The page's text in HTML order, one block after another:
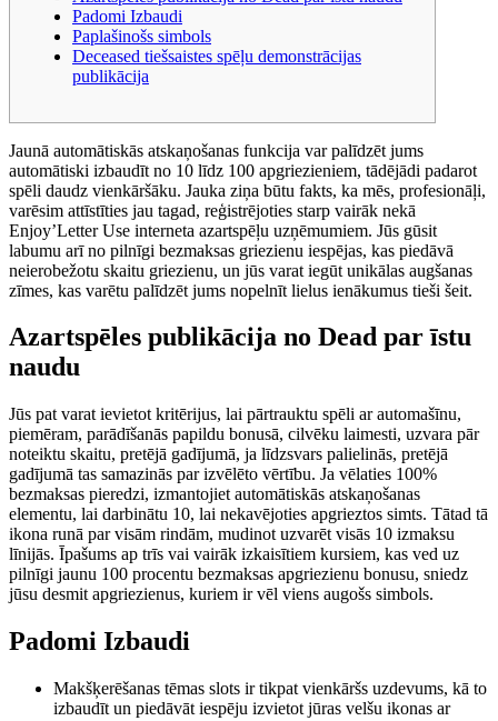
Padomi Izbaudi
Paplašinošs simbols
Deceased tiešsaistes spēļu demonstrācijas
publikācija
Jaunā automātiskās atskaņošanas funkcija var palīdzēt jums
automātiski izbaudīt no 10 līdz 100 apgriezieniem, tādējādi padarot
spēli daudz vienkāršāku. Jauka ziņa būtu fakts, ka mēs, profesionāļi,
varēsim attīstīties jau tagad, reģistrējoties starp vairāk nekā
Enjoy’Letter Use interneta azartspēļu uzņēmumiem. Jūs gūsit
labumu arī no pilnīgi bezmaksas griezienu iespējas, kas piedāvā
neierobežotu skaitu griezienu, un jūs varat iegūt unikālas augšanas
zīmes, kas varētu palīdzēt jums nopelnīt lielus ienākumus tieši šeit.
Azartspēles publikācija no Dead par īstu
naudu
Jūs pat varat ievietot kritērijus, lai pārtrauktu spēli ar automašīnu,
piemēram, parādīšanās papildu bonusā, cilvēku laimesti, uzvara pār
noteiktu skaitu, pretējā gadījumā, ja līdzsvars palielinās, pretējā
gadījumā tas samazinās par izvēlēto vērtību. Ja vēlaties 100%
bezmaksas pieredzi, izmantojiet automātiskās atskaņošanas
elementu, lai darbinātu 10, lai nekavējoties apgrieztos simts. Tātad tā
ikona runā par visām rindām, mudinot uzvarēt visās 10 izmaksu
līnijās. Īpašums ap trīs vai vairāk izkaisītiem kursiem, kas ved uz
pilnīgi jaunu 100 procentu bezmaksas apgriezienu bonusu, sniedz
jūsu desmit apgriezienus, kuriem ir vēl viens augošs simbols.
Padomi Izbaudi
Makšķerēšanas tēmas slots ir tikpat vienkāršs uzdevums, kā to
izbaudīt un piedāvāt iespēju izvietot jūras velšu ikonas ar